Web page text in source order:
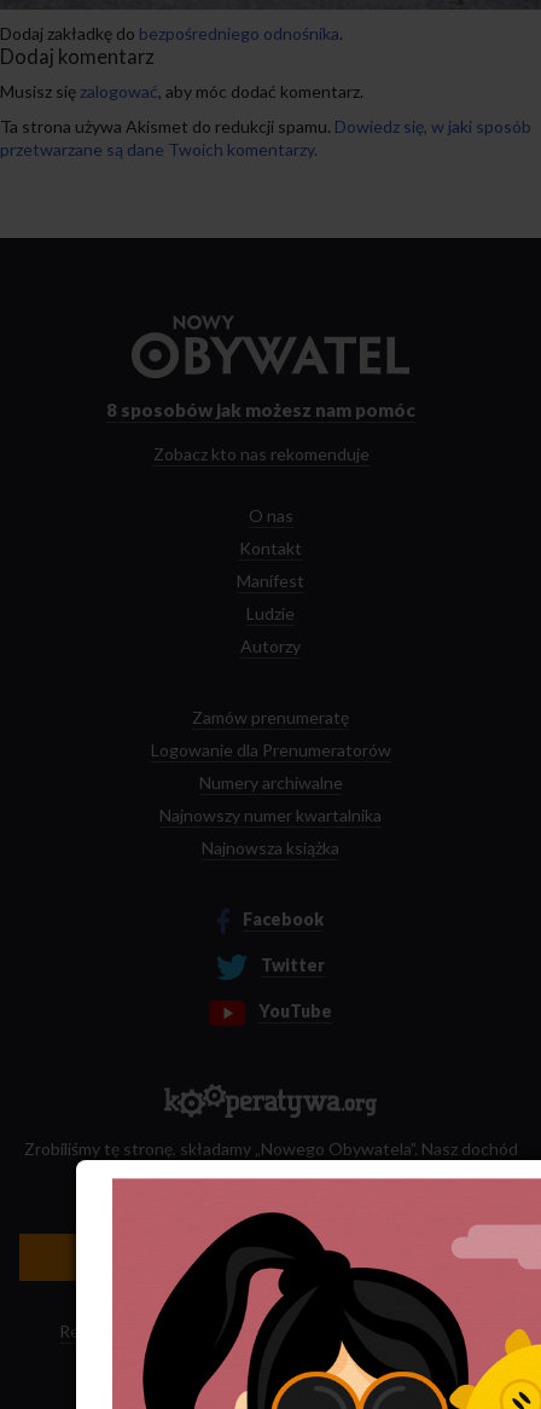
Dodaj zakładkę do bezpośredniego odnośnika.
Dodaj komentarz
Musisz się zalogować, aby móc dodać komentarz.
Ta strona używa Akismet do redukcji spamu. Dowiedz się, w jaki sposób
przetwarzane są dane Twoich komentarzy.
strony
8 sposobów jak możesz nam pomóc
Zobacz kto nas rekomenduje
O nas
Kontakt
Manifest
Ludzie
Autorzy
Zamów prenumeratę
Logowanie dla Prenumeratorów
Numery archiwalne
Najnowszy numer kwartalnika
Najnowsza książka
Facebook
Twitter
YouTube
Zrobiliśmy tę stronę, składamy „Nowego Obywatela”. Nasz dochód
Newsletter »
Regulamin sklepu Polityka ciasteczek · Subskrypcja RSS